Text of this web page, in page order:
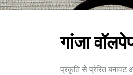
गांजा
प्रकृति से प्रेरित